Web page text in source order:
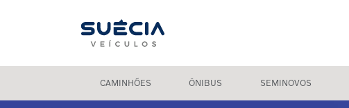
CAMINHÕES ÔNIBUS SEMINOVOS